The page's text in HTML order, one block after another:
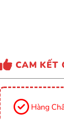
CAM KẾT
Hàng